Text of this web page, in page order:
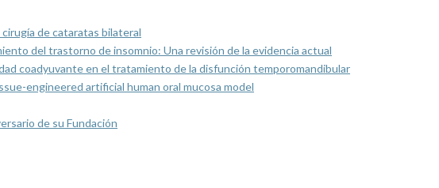
de cataratas bilateral
del trastorno de insomnio: Una revisión de la evidencia actual
coadyuvante en el tratamiento de la disfunción temporomandibular
engineered artificial human oral mucosa model
de su Fundación